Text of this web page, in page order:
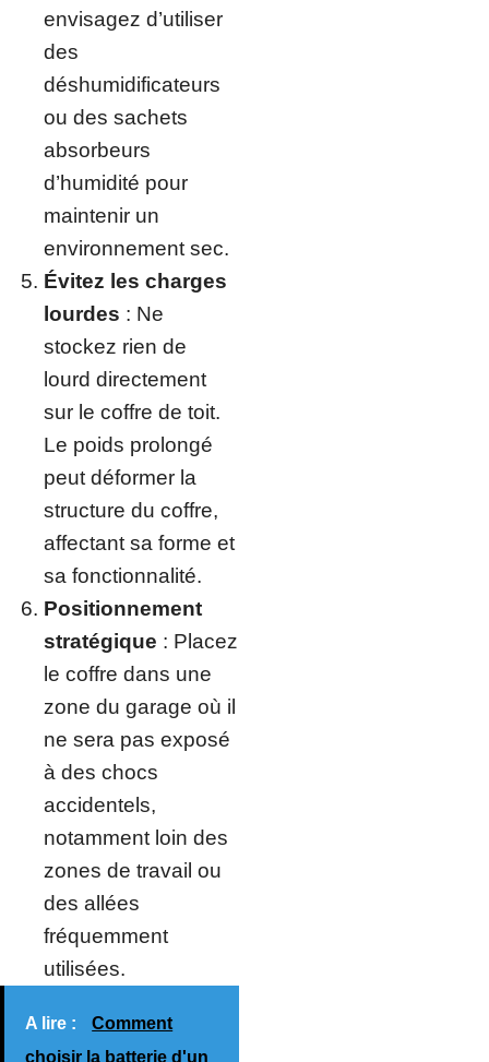
envisagez d’utiliser
des
déshumidificateurs
ou des sachets
absorbeurs
d’humidité pour
maintenir un
environnement sec.
Évitez les charges
lourdes : Ne
stockez rien de
lourd directement
sur le coffre de toit.
Le poids prolongé
peut déformer la
structure du coffre,
affectant sa forme et
sa fonctionnalité.
Positionnement
stratégique : Placez
le coffre dans une
zone du garage où il
ne sera pas exposé
à des chocs
accidentels,
notamment loin des
zones de travail ou
des allées
fréquemment
utilisées.
A lire :
Comment
choisir la batterie d'un